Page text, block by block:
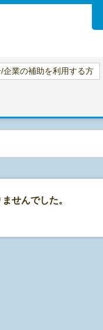
企業の補助を利用する方
せんでした。